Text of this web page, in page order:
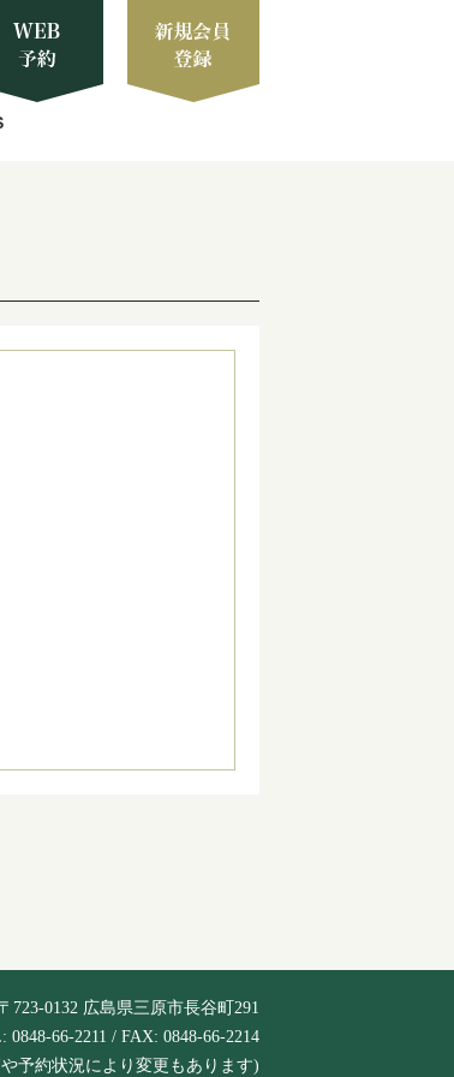
723-0132 広島県三原市長谷町291
0848-66-2211 / FAX: 0848-66-2214
予約状況により変更もあります)